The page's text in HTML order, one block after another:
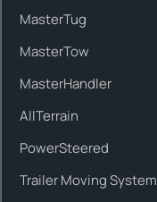
MasterTug
MasterTow
MasterHandler
AllTerrain
PowerSteered
Trailer Moving System